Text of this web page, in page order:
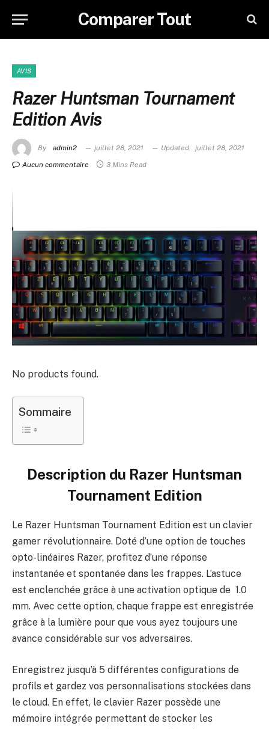
Comparer Tout
AVIS
Razer Huntsman Tournament
Edition Avis
By admin2 juillet 28, 2021 Updated: juillet 28, 2021
Aucun commentaire
3 Mins Read
No products found.
Sommaire
Description du Razer Huntsman
Tournament Edition
Le Razer Huntsman Tournament Edition est un clavier
gamer révolutionnaire. Doté d’une option de touches
opto-linéaires Razer, profitez d’une réponse
instantanée et spontanée dans les frappes. L’astuce
est enclenchée grâce à une activation optique de 1.0
mm. Avec cette option, chaque frappe est enregistrée
grâce à la lumière pour que vous ayez toujours une
avance considérable sur vos adversaires.
Enregistrez jusqu’à 5 différentes configurations de
profils et gardez vos personnalisations stockées dans
le cloud. En effet, le clavier Razer possède une
mémoire intégrée permettant de stocker les